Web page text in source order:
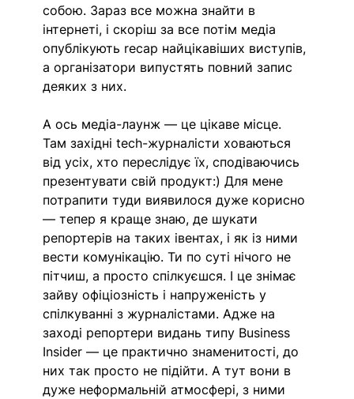
собою. Зараз все можна знайти в
інтернеті, і скоріш за все потім медіа
опублікують recap найцікавіших виступів,
а організатори випустять повний запис
деяких з них.
А ось медіа-лаунж — це цікаве місце.
Там західні tech-журналісти ховаються
від усіх, хто переслідує їх, сподіваючись
презентувати свій продукт:) Для мене
потрапити туди виявилося дуже корисно
— тепер я краще знаю, де шукати
репортерів на таких івентах, і як із ними
вести комунікацію. Ти по суті нічого не
пітчиш, а просто спілкуєшся. І це знімає
зайву офіціозність і напруженість у
спілкуванні з журналістами. Адже на
заході репортери видань типу Business
Insider — це практично знаменитості, до
них так просто не підійти. А тут вони в
дуже неформальній атмосфері, з ними